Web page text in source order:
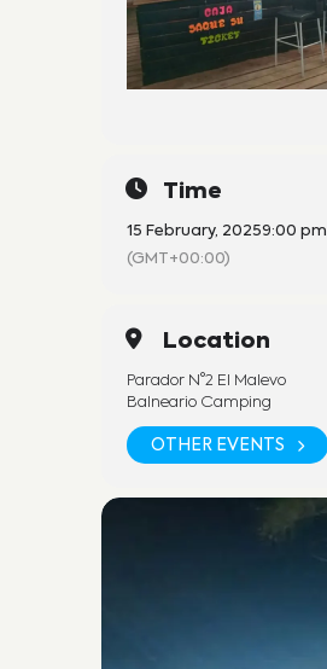
Time
15 February, 20259:00 pm
(GMT+00:00)
Location
Parador N°2 El Malevo
Balneario Camping
OTHER EVENTS